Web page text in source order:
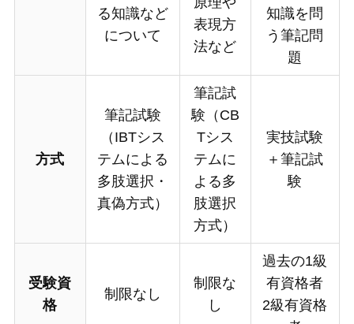
る知識など
について
表現方
法など
知識を問
う筆記問
題
方式
筆記試験
（IBTシス
テムによる
多肢選択・
真偽方式）
筆記試
験（CB
Tシス
テムに
よる多
肢選択
方式）
実技試験
＋筆記試
験
受験資
格
制限なし
制限な
し
過去の1級
有資格者
2級有資格